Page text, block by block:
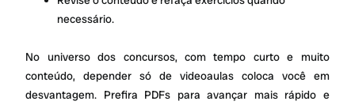
necessário.
No universo dos concursos, com tempo curto e muito
conteúdo, depender só de videoaulas coloca você em
desvantagem. Prefira PDFs para avançar mais rápido e